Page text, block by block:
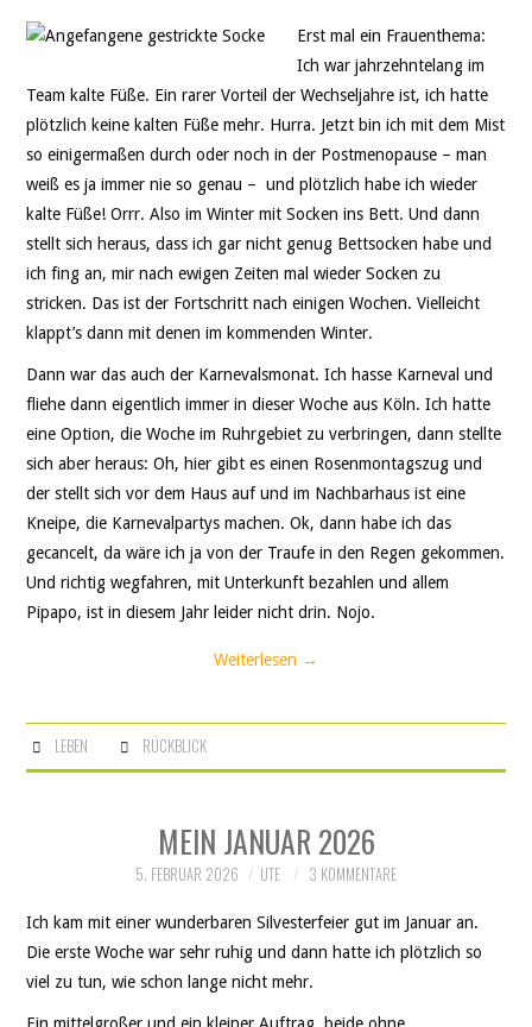
Erst mal ein Frauenthema:
Ich war jahrzehntelang im
Team kalte Füße. Ein rarer Vorteil der Wechseljahre ist, ich hatte
plötzlich keine kalten Füße mehr. Hurra. Jetzt bin ich mit dem Mist
so einigermaßen durch oder noch in der Postmenopause – man
weiß es ja immer nie so genau – und plötzlich habe ich wieder
kalte Füße! Orrr. Also im Winter mit Socken ins Bett. Und dann
stellt sich heraus, dass ich gar nicht genug Bettsocken habe und
ich fing an, mir nach ewigen Zeiten mal wieder Socken zu
stricken. Das ist der Fortschritt nach einigen Wochen. Vielleicht
klappt’s dann mit denen im kommenden Winter.
Dann war das auch der Karnevalsmonat. Ich hasse Karneval und
fliehe dann eigentlich immer in dieser Woche aus Köln. Ich hatte
eine Option, die Woche im Ruhrgebiet zu verbringen, dann stellte
sich aber heraus: Oh, hier gibt es einen Rosenmontagszug und
der stellt sich vor dem Haus auf und im Nachbarhaus ist eine
Kneipe, die Karnevalpartys machen. Ok, dann habe ich das
gecancelt, da wäre ich ja von der Traufe in den Regen gekommen.
Und richtig wegfahren, mit Unterkunft bezahlen und allem
Pipapo, ist in diesem Jahr leider nicht drin. Nojo.
Weiterlesen →
LEBEN RÜCKBLICK
MEIN JANUAR 2026
5. FEBRUAR 2026 UTE 3 KOMMENTARE
Ich kam mit einer wunderbaren Silvesterfeier gut im Januar an.
Die erste Woche war sehr ruhig und dann hatte ich plötzlich so
viel zu tun, wie schon lange nicht mehr.